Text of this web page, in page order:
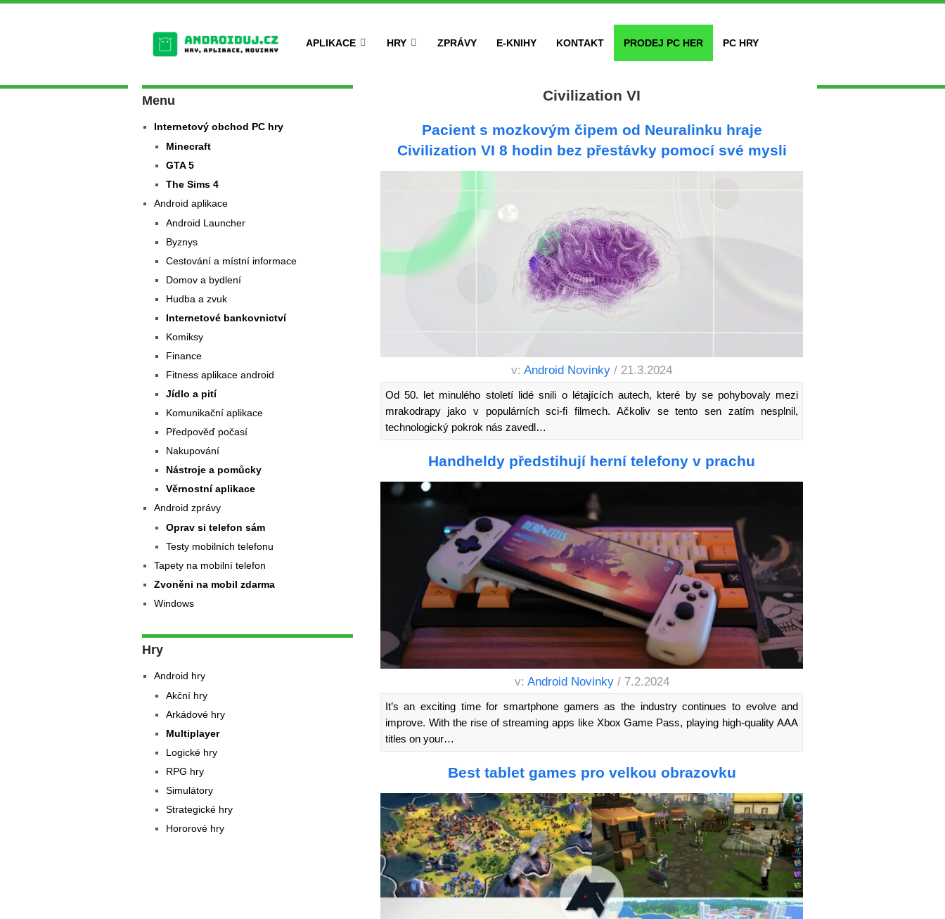
APLIKACE HRY ZPRÁVY E-KNIHY KONTAKT PRODEJ PC HER PC HRY
Civilization VI
Pacient s mozkovým čipem od Neuralinku hraje
Civilization VI 8 hodin bez přestávky pomocí své mysli
v:Android Novinky / 21.3.2024
Od 50. let minulého století lidé snili o létajících autech, které by se pohybovaly mezi
mrakodrapy jako v populárních sci-fi filmech. Ačkoliv se tento sen zatím nesplnil,
technologický pokrok nás zavedl…
Handheldy předstihují herní telefony v prachu
v: Android Novinky / 7.2.2024
It’s an exciting time for smartphone gamers as the industry continues to evolve and
improve. With the rise of streaming apps like Xbox Game Pass, playing high-quality AAA
titles on your…
Best tablet games pro velkou obrazovku
Menu
Internetový obchod PC hry
Minecraft
GTA 5
The Sims 4
Android aplikace
Android Launcher
Byznys
Cestování a místní informace
Domov a bydlení
Hudba a zvuk
Internetové bankovnictví
Komiksy
Finance
Fitness aplikace android
Jídlo a pití
Komunikační aplikace
Předpověď počasí
Nakupování
Nástroje a pomůcky
Věrnostní aplikace
Android zprávy
Oprav si telefon sám
Testy mobilních telefonu
Tapety na mobilní telefon
Zvoněni na mobil zdarma
Windows
Hry
Android hry
Akční hry
Arkádové hry
Multiplayer
Logické hry
RPG hry
Simulátory
Strategické hry
Hororové hry